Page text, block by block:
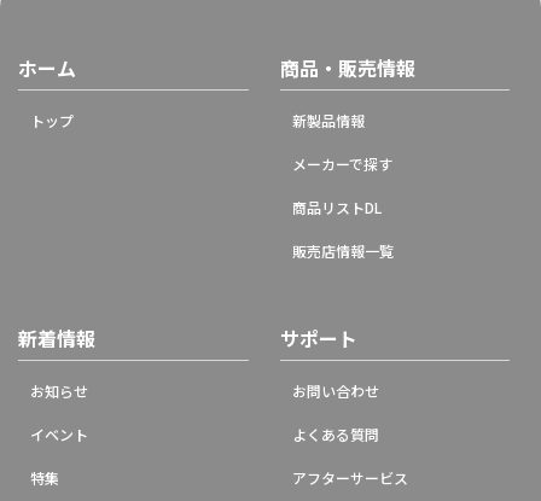
ホーム
トップ
商品・販売情報
新製品情報
メーカーで探す
商品リストDL
販売店情報一覧
新着情報
お知らせ
イベント
特集
サポート
お問い合わせ
よくある質問
アフターサービス